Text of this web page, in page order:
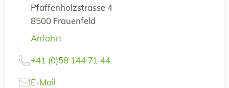
Pfaffenholzstrasse 4
8500 Frauenfeld
Anfahrt
+41 (0)58 144 71 44
E-Mail